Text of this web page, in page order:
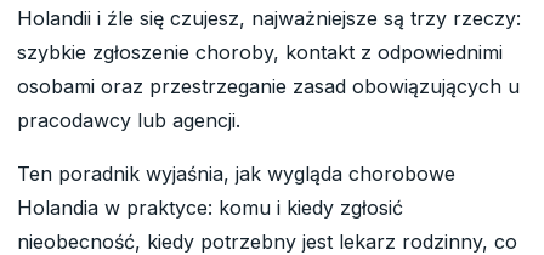
Holandii i źle się czujesz, najważniejsze są trzy rzeczy:
szybkie zgłoszenie choroby, kontakt z odpowiednimi
osobami oraz przestrzeganie zasad obowiązujących u
pracodawcy lub agencji.
Ten poradnik wyjaśnia, jak wygląda chorobowe
Holandia w praktyce: komu i kiedy zgłosić
nieobecność, kiedy potrzebny jest lekarz rodzinny, co